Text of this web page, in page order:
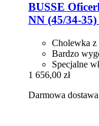
BUSSE
NN (45/34-​
Cholewka z
Bardzo
Specjalne
1 656,00 zł
Darmowa